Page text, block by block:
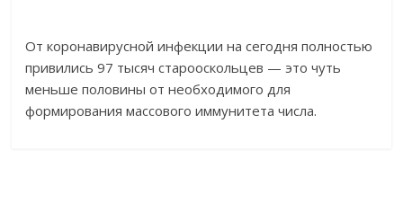
От коронавирусной инфекции на сегодня полностью
привились 97 тысяч старооскольцев — это чуть
меньше половины от необходимого для
формирования массового иммунитета числа.